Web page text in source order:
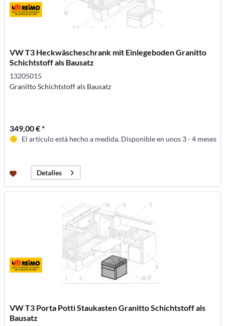
VW T3 Heckwäscheschrank mit Einlegeboden Granitto
Schichtstoff als Bausatz
13205015
Granitto Schichtstoff als Bausatz
349,00 € *
El artículo está hecho a medida. Disponible en unos 3 - 4 meses
Detalles
VW T3 Porta Potti Staukasten Granitto Schichtstoff als
Bausatz